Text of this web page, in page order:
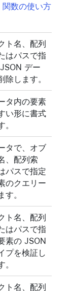
関数の使い方
ト名、配列
はパスで指
デー
除します。
タ内の要素
い形に書式
タで、オブ
、配列索
パスで指定
のクエリー
す。
ト名、配列
はパスで指
素の JSON
プを検証し
ト名、配列